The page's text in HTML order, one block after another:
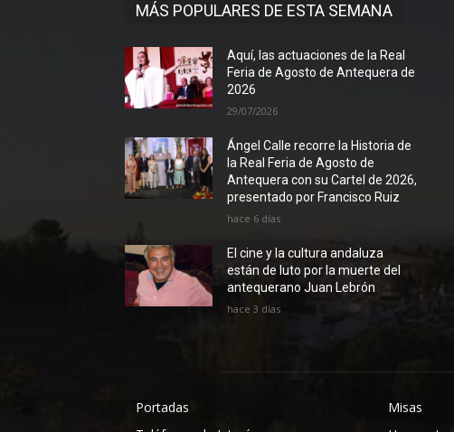
MÁS POPULARES DE ESTA SEMANA
Aquí, las actuaciones de la Real
Feria de Agosto de Antequera de
2026
29/07/2026
Ángel Calle recorre la Historia de
la Real Feria de Agosto de
Antequera con su Cartel de 2026,
presentado por Francisco Ruiz
hace 6 días
El cine y la cultura andaluza
están de luto por la muerte del
antequerano Juan Lebrón
hace 3 días
Portadas
Misas